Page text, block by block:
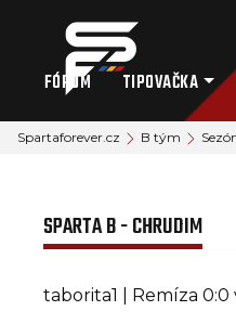
FÓRUM TIPOVAČKA
Spartaforever.cz B tým
SPARTA B - CHRUDIM
taborita1 | Remíza 0:0